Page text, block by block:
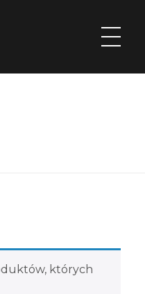
których